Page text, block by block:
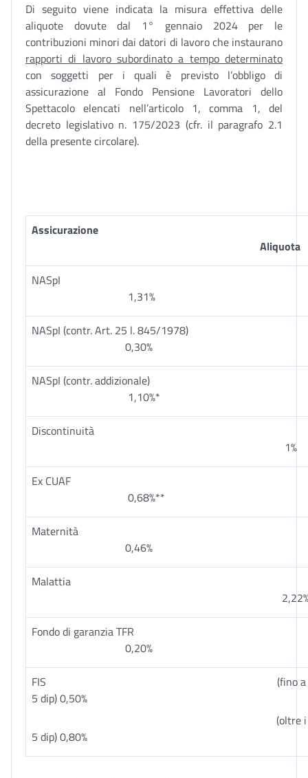
Di seguito viene indicata la misura effettiva delle
aliquote dovute dal 1° gennaio 2024 per le
contribuzioni minori dai datori di lavoro che instaurano
rapporti di lavoro subordinato a tempo determinato
con soggetti per i quali è previsto l’obbligo di
assicurazione al Fondo Pensione Lavoratori dello
Spettacolo elencati nell’articolo 1, comma 1, del
decreto legislativo n. 175/2023 (cfr. il paragrafo 2.1
della presente circolare).
Assicurazione
Aliquota
NASpI
1,31%
NASpI (contr. Art. 25 l. 845/1978)
0,30%
NASpI (contr. addizionale)
1,10%*
Discontinuità
1%
Ex CUAF
0,68%**
Maternità
0,46%
Malattia
Fondo di garanzia TFR
0,20%
FIS (fino a
5 dip) 0,50%
(oltre i
5 dip) 0,80%